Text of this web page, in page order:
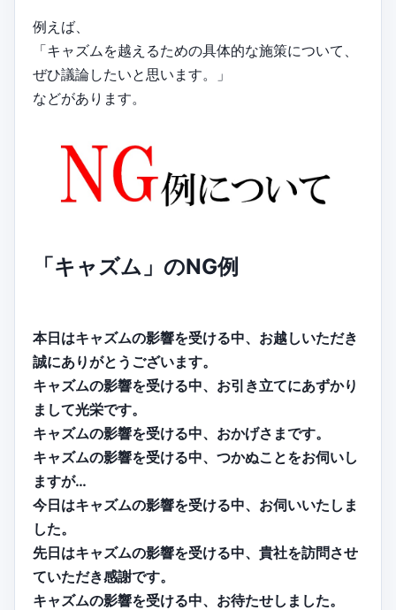
例えば、
「キャズムを越えるための具体的な施策について、
ぜひ議論したいと思います。」
などがあります。
「キャズム」のNG例
本日はキャズムの影響を受ける中、お越しいただき
誠にありがとうございます。
キャズムの影響を受ける中、お引き立てにあずかり
まして光栄です。
キャズムの影響を受ける中、おかげさまです。
キャズムの影響を受ける中、つかぬことをお伺いし
ますが…
今日はキャズムの影響を受ける中、お伺いいたしま
した。
先日はキャズムの影響を受ける中、貴社を訪問させ
ていただき感謝です。
キャズムの影響を受ける中、お待たせしました。